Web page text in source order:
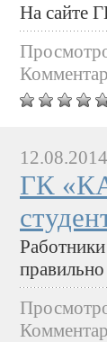
На сайте
12.08.2014
ГК